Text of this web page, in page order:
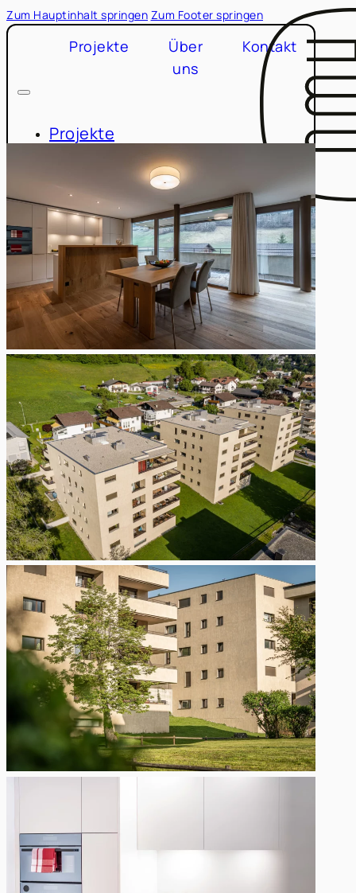
Zum Hauptinhalt springen Zum Footer springen
Projekte
Über
uns
Kontakt
Projekte
Kontakt